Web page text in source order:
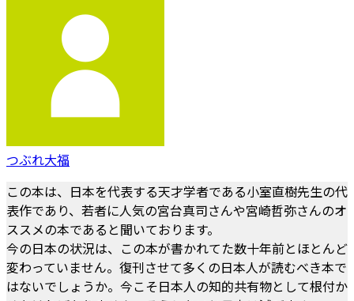
つぶれ大福
この本は、日本を代表する天才学者である小室直樹先生の代
表作であり、若者に人気の宮台真司さんや宮崎哲弥さんのオ
ススメの本であると聞いております。
今の日本の状況は、この本が書かれてた数十年前とほとんど
変わっていません。復刊させて多くの日本人が読むべき本で
はないでしょうか。今こそ日本人の知的共有物として根付か